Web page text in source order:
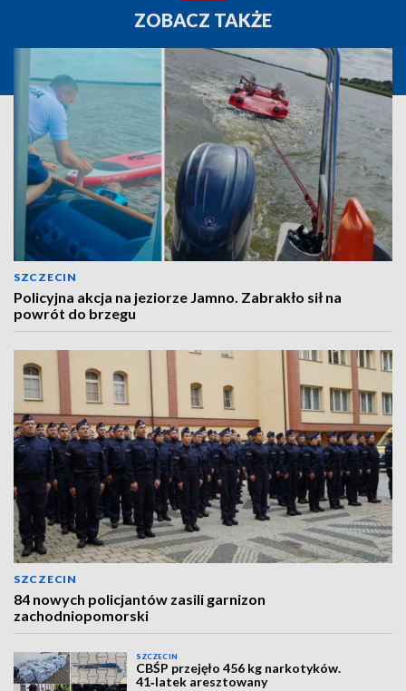
ZOBACZ TAKŻE
SZCZECIN
Policyjna akcja na jeziorze Jamno. Zabrakło sił na
powrót do brzegu
SZCZECIN
84 nowych policjantów zasili garnizon
zachodniopomorski
SZCZECIN
CBŚP przejęło 456 kg narkotyków.
41‑latek aresztowany